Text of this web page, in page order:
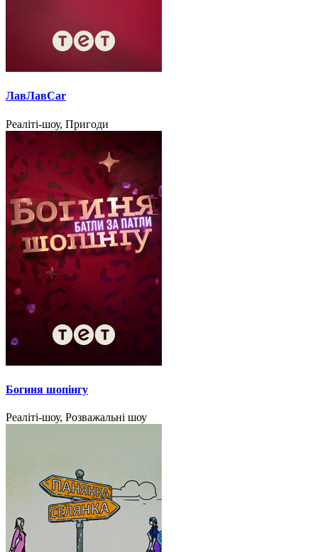
ЛавЛавCar
Реаліті-шоу, Пригоди
Богиня шопінгу
Реаліті-шоу, Розважальні шоу